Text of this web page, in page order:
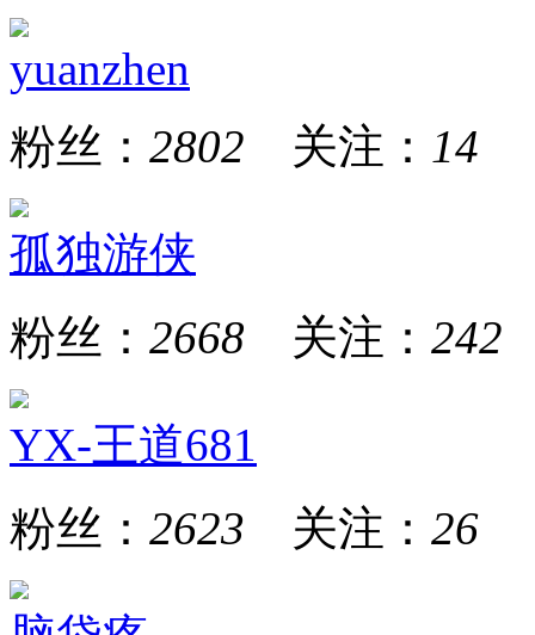
yuanzhen
粉丝： 2802 关注： 14
孤独游侠
粉丝： 2668 关注： 242
YX-王道681
粉丝： 2623 关注： 26